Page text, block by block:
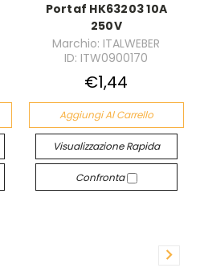
Portaf HK63203 10A
250V
Marchio: ITALWEBER
ID: ITW0900170
€1,44
Aggiungi Al Carrello
Visualizzazione Rapida
Confronta